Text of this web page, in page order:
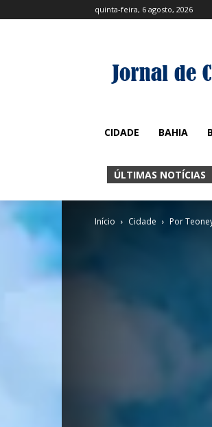
quinta-feira, 6 agosto, 2026
CIDADE BAHIA
ÚLTIMAS NOTÍCIAS
Início Cidade Por